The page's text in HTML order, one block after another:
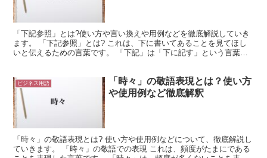
「下記参照」とは?使い方や言い換えや用例などを徹底解説していき
ます。 「下記参照」とは? これは、下に書いてあることを見てほし
いと伝えるための言葉です。 「下記」は「下に記す」という言葉が
ビジネス用語
「時々」の敬語表現とは？使い方
や使用例など徹底解釈
「時々」の敬語表現とは? 使い方や使用例などについて、徹底解説し
ていきます。 「時々」の敬語での表現 これは、頻度がたまにである